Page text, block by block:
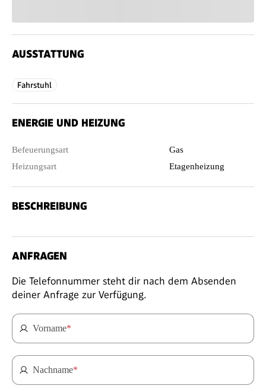
AUSSTATTUNG
Fahrstuhl
ENERGIE UND HEIZUNG
Befeuerungsart
Gas
Heizungsart
Etagenheizung
BESCHREIBUNG
ANFRAGEN
Die Telefonnummer steht dir nach dem Absenden
deiner Anfrage zur Verfügung.
Vorname*
Nachname*